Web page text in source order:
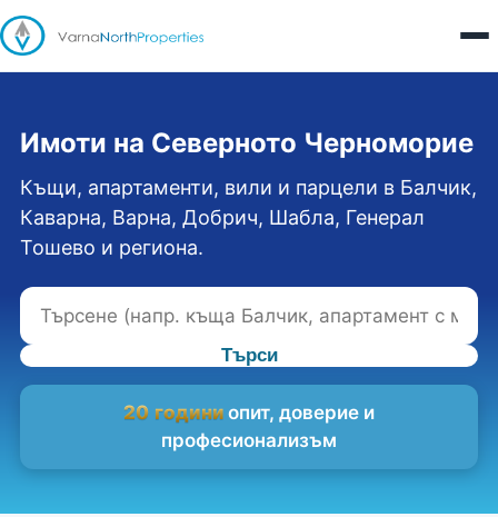
Имоти на Северното Черноморие
Къщи, апартаменти, вили и парцели в Балчик,
Каварна, Варна, Добрич, Шабла, Генерал
Тошево и региона.
Търси
20 години опит, доверие и
професионализъм